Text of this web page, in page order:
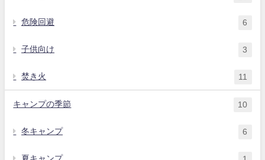
危険回避 6
子供向け 3
焚き火 11
キャンプの季節 10
冬キャンプ 6
夏キャンプ